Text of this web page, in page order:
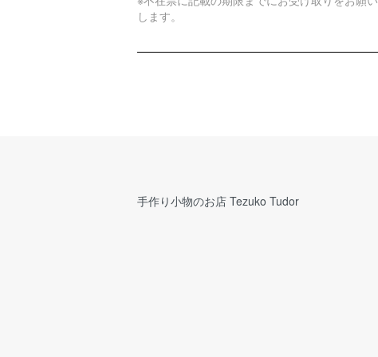
します。
手作り小物のお店 Tezuko Tudor